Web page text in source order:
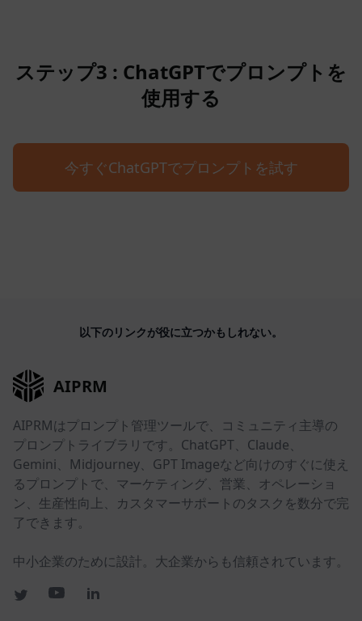
ステップ3 : ChatGPTでプロンプトを
使用する
今すぐChatGPTでプロンプトを試す
以下のリンクが役に立つかもしれない。
AIPRM
AIPRMはプロンプト管理ツールで、コミュニティ主導の
プロンプトライブラリです。ChatGPT、Claude、
Gemini、Midjourney、GPT Imageなど向けのすぐに使え
るプロンプトで、マーケティング、営業、オペレーショ
ン、生産性向上、カスタマーサポートのタスクを数分で完
了できます。
中小企業のために設計。大企業からも信頼されています。